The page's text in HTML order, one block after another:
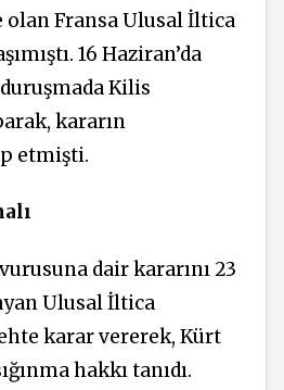
Fransa Ulusal İltica
16 Haziran’da
Kilis
kararın
etmişti.
dair kararını 23
Ulusal İltica
karar vererek, Kürt
hakkı tanıdı.